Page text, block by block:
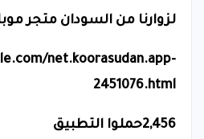
لزوارنا من السودان متجر
net.koorasudan.app-
2451076.html
2,456حملوا التطبيق